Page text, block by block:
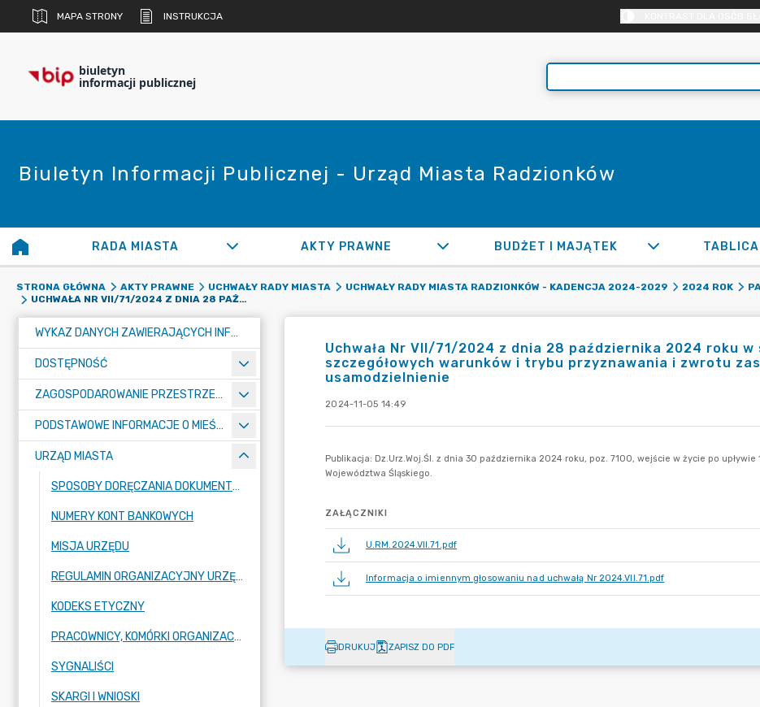
MAPA STRONY INSTRUKCJA
biuletyn
informacji publicznej
Biuletyn Informacji Publicznej - Urząd Miasta Radzionków
RADA MIASTA AKTY PRAWNE BUDŻET I MAJĄTEK TABLICA
STRONA GŁÓWNA AKTY PRAWNE UCHWAŁY RADY MIASTA UCHWAŁY RADY MIASTA RADZIONKÓW - KADENCJA 2024-2029 2024 ROK
UCHWAŁA NR VII/71/2024 Z DNIA 28 PAŹDZIERNIKA 2024 ROKU W SPRAWIE OKREŚLENIA WYSOKOŚCI ORAZ SZCZEGÓŁOWYCH WARUNKÓW I TRYBU PRZYZNAWANIA I ZWROTU ZASIŁKU CELOWEGO NA EKONOMICZNE USAMODZIELNIENIE
WYKAZ DANYCH ZAWIERAJĄCYCH INFORMACJE O ŚRODOWISKU I JEGO OCHRONIE
DOSTĘPNOŚĆ
ZAGOSPODAROWANIE PRZESTRZENNE
PODSTAWOWE INFORMACJE O MIEŚCIE
URZĄD MIASTA
SPOSOBY DORĘCZANIA DOKUMENTÓW DO URZĘDU MIASTA RADZIONKÓW
NUMERY KONT BANKOWYCH
MISJA URZĘDU
REGULAMIN ORGANIZACYJNY URZĘDU
KODEKS ETYCZNY
PRACOWNICY, KOMÓRKI ORGANIZACYJNE URZĘDU
SYGNALIŚCI
SKARGI I WNIOSKI
Uchwała Nr VII/71/2024 z dnia 28 października 2024 roku
szczegółowych warunków i trybu przyznawania i zwrotu
usamodzielnienie
2024-11-05 14:49
ZAŁĄCZNIKI
U.RM.2024.VII.71.pdf
Informacja o imiennym głosowaniu nad uchwałą Nr 2024.VII.71.pdf
DRUKUJ ZAPISZ DO PDF